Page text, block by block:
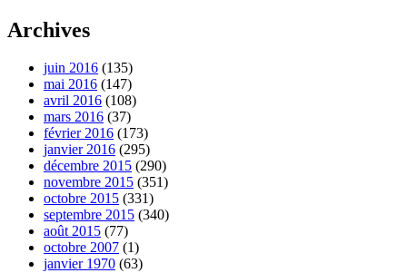
Archives
juin 2016 (135)
mai 2016 (147)
avril 2016 (108)
mars 2016 (37)
février 2016 (173)
janvier 2016 (295)
décembre 2015 (290)
novembre 2015 (351)
octobre 2015 (331)
septembre 2015 (340)
août 2015 (77)
octobre 2007 (1)
janvier 1970 (63)